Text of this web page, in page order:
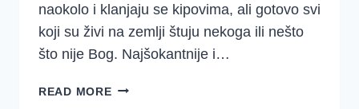
naokolo i klanjaju se kipovima, ali gotovo svi
koji su živi na zemlji štuju nekoga ili nešto
što nije Bog. Najšokantnije i…
READ MOREŠTO